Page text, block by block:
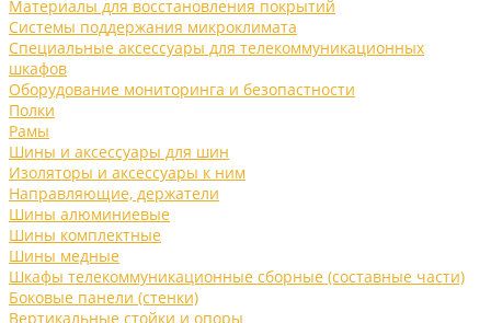
Материалы для восстановления покрытий
Системы поддержания микроклимата
Специальные аксессуары для телекоммуникационных
шкафов
Оборудование мониторинга и безопастности
Полки
Рамы
Шины и аксессуары для шин
Изоляторы и аксессуары к ним
Направляющие, держатели
Шины алюминиевые
Шины комплектные
Шины медные
Шкафы телекоммуникационные сборные (составные части)
Боковые панели (стенки)
Вертикальные стойки и опоры